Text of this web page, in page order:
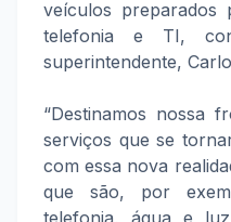
veículos preparados
telefonia e TI,
superintendente,
“Destinamos nossa
serviços que se
com essa nova
que são, por
telefonia, água e